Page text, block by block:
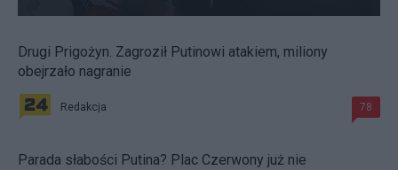
Drugi Prigożyn. Zagroził Putinowi atakiem, miliony
obejrzało nagranie
Redakcja 78
Parada słabości Putina? Plac Czerwony już nie